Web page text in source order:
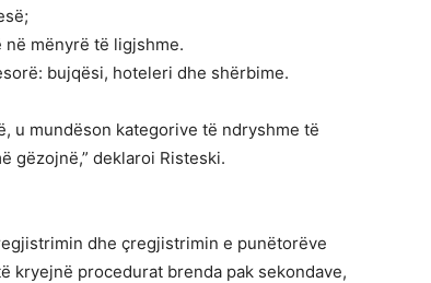
mënyrë të ligjshme.
bujqësi, hoteleri dhe shërbime.
u mundëson kategorive të ndryshme të
gëzojnë,” deklaroi Risteski.
dhe çregjistrimin e punëtorëve
kryejnë procedurat brenda pak sekondave,